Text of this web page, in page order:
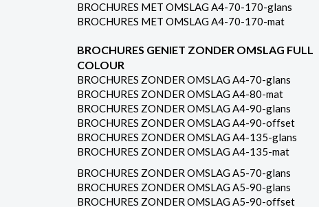
BROCHURES MET OMSLAG A4-70-170-glans
BROCHURES MET OMSLAG A4-70-170-mat
BROCHURES GENIET ZONDER OMSLAG FULL
COLOUR
BROCHURES ZONDER OMSLAG A4-70-glans
BROCHURES ZONDER OMSLAG A4-80-mat
BROCHURES ZONDER OMSLAG A4-90-glans
BROCHURES ZONDER OMSLAG A4-90-offset
BROCHURES ZONDER OMSLAG A4-135-glans
BROCHURES ZONDER OMSLAG A4-135-mat
BROCHURES ZONDER OMSLAG A5-70-glans
BROCHURES ZONDER OMSLAG A5-90-glans
BROCHURES ZONDER OMSLAG A5-90-offset